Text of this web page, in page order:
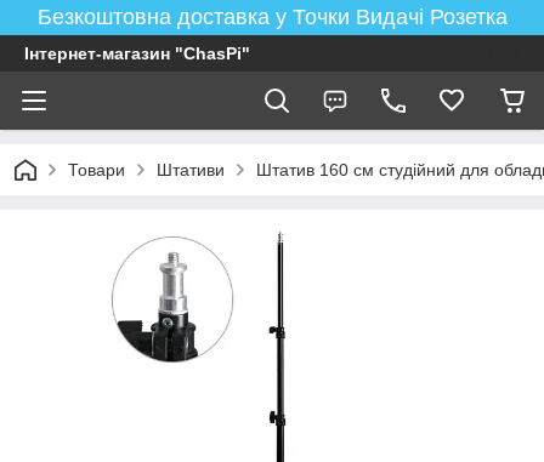
Безкоштовна доставка у Точки Видачі Розетка
Інтернет-магазин "ChasPi"
Товари Штативи Штатив 160 см студійний для